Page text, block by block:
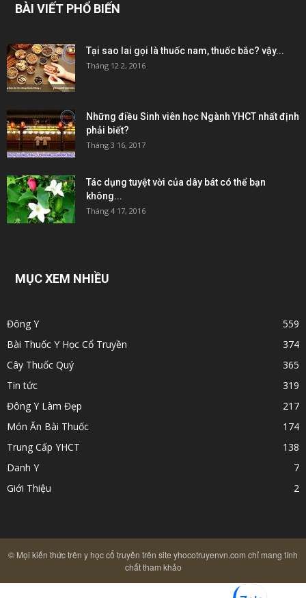
BÀI VIẾT PHỔ BIẾN
Tại sao lai gọi là thuốc nam, thuốc bắc? vậy...
Tháng 12 2, 2016
Những điều Sinh viên học Ngành YHCT nhất định
phải biết?
Tháng 3 16, 2017
Tác dụng tuyệt vời của dây bát có thể bạn
không...
Tháng 4 17, 2016
MỤC XEM NHIỀU
Đông Y
559
Bài Thuốc Y Học Cổ Truyền
374
Cây Thuốc Quý
365
Tin tức
319
Đông Y Làm Đẹp
217
Món Ăn Bài Thuốc
174
Trung Cấp YHCT
138
Danh Y
7
Giới Thiệu
2
© Mọi kiến thức trên y học cổ truyền trên site yhocotruyenvn.com chỉ mang tính
chất tham khảo